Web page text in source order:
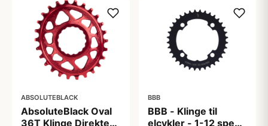
ABSOLUTEBLACK
AbsoluteBlack Oval
36T Klinge Direkte
BBB
BBB - Klinge til
elcykler - 1-12 speed